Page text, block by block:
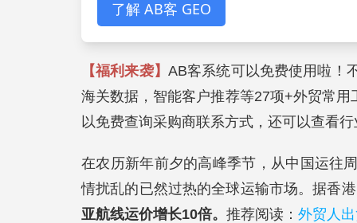
了解 AB客 GEO
【福利来袭】 AB客系统可以免费使用啦！
海关数据，智能客户推荐等27项+外贸常用
以免费查询采购商联系方式，还可以查看
在农历新年前夕的高峰季节，从中国运往
情扰乱的已然过热的全球运输市场。据香
亚航线运价增长10倍。 推荐阅读： 外贸人